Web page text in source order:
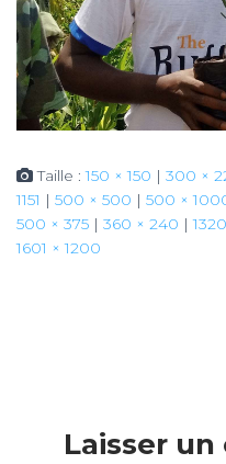
Taille :150 × 150 | 300 ×
1151 | 500 × 500 | 500 ×
500 × 375 | 360 × 240 |
1601 × 1200
Laisser